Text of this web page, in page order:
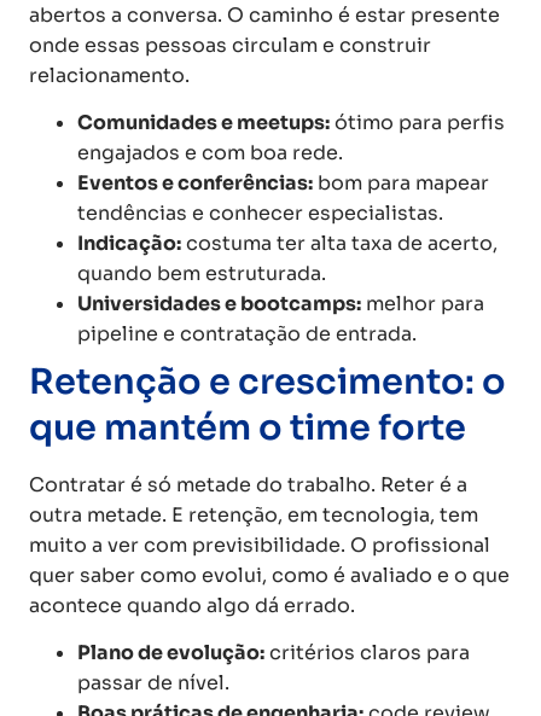
abertos a conversa. O caminho é estar presente
onde essas pessoas circulam e construir
relacionamento.
Comunidades e meetups:ótimo para perfis
engajados e com boa rede.
Eventos e conferências: bom para mapear
tendências e conhecer especialistas.
Indicação:costuma ter alta taxa de acerto,
quando bem estruturada.
Universidades e bootcamps: melhor para
pipeline e contratação de entrada.
Retenção e crescimento: o
que mantém o time forte
Contratar é só metade do trabalho. Reter é a
outra metade. E retenção, em tecnologia, tem
muito a ver com previsibilidade. O profissional
quer saber como evolui, como é avaliado e o que
acontece quando algo dá errado.
Plano de evolução:critérios claros para
passar de nível.